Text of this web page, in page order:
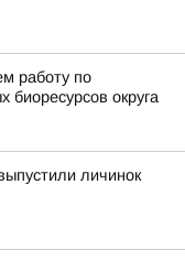
работу по
биоресурсов округа
личинок